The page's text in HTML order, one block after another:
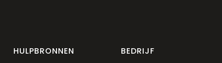
HULPBRONNEN BEDRIJF